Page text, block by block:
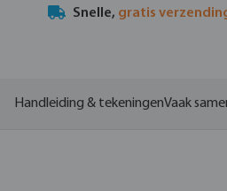
Snelle, gratis
Handleiding & tekeningenVaak